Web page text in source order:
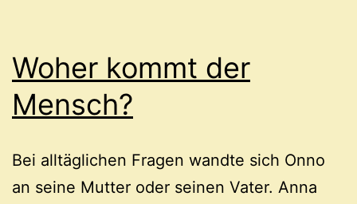
Woher kommt der
Mensch?
Bei alltäglichen Fragen wandte sich Onno
an seine Mutter oder seinen Vater. Anna